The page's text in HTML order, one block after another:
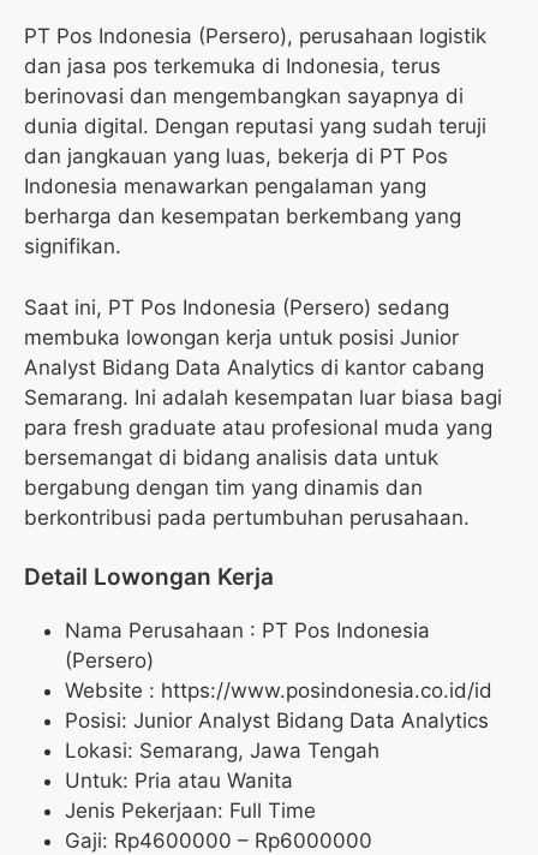
PT Pos Indonesia (Persero), perusahaan logistik
dan jasa pos terkemuka di Indonesia, terus
berinovasi dan mengembangkan sayapnya di
dunia digital. Dengan reputasi yang sudah teruji
dan jangkauan yang luas, bekerja di PT Pos
Indonesia menawarkan pengalaman yang
berharga dan kesempatan berkembang yang
signifikan.
Saat ini, PT Pos Indonesia (Persero) sedang
membuka lowongan kerja untuk posisi Junior
Analyst Bidang Data Analytics di kantor cabang
Semarang. Ini adalah kesempatan luar biasa bagi
para fresh graduate atau profesional muda yang
bersemangat di bidang analisis data untuk
bergabung dengan tim yang dinamis dan
berkontribusi pada pertumbuhan perusahaan.
Detail Lowongan Kerja
Nama Perusahaan : PT Pos Indonesia
(Persero)
Website : https://www.posindonesia.co.id/id
Posisi: Junior Analyst Bidang Data Analytics
Lokasi: Semarang, Jawa Tengah
Untuk: Pria atau Wanita
Jenis Pekerjaan: Full Time
Gaji: Rp4600000 – Rp6000000